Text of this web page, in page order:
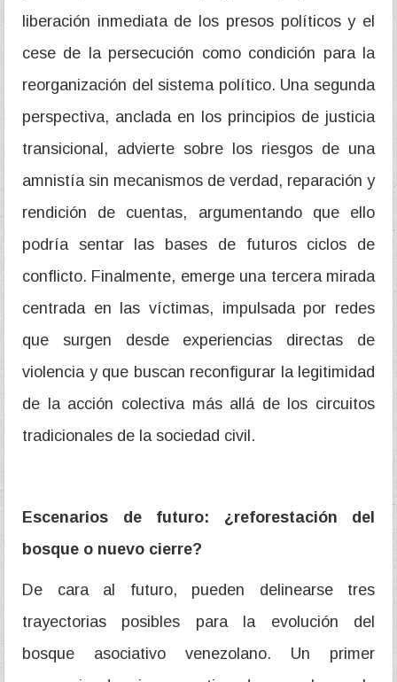
liberación inmediata de los presos políticos y el
cese de la persecución como condición para la
reorganización del sistema político. Una segunda
perspectiva, anclada en los principios de justicia
transicional, advierte sobre los riesgos de una
amnistía sin mecanismos de verdad, reparación y
rendición de cuentas, argumentando que ello
podría sentar las bases de futuros ciclos de
conflicto. Finalmente, emerge una tercera mirada
centrada en las víctimas, impulsada por redes
que surgen desde experiencias directas de
violencia y que buscan reconfigurar la legitimidad
de la acción colectiva más allá de los circuitos
tradicionales de la sociedad civil.
Escenarios de futuro: ¿reforestación del
bosque o nuevo cierre?
De cara al futuro, pueden delinearse tres
trayectorias posibles para la evolución del
bosque asociativo venezolano. Un primer